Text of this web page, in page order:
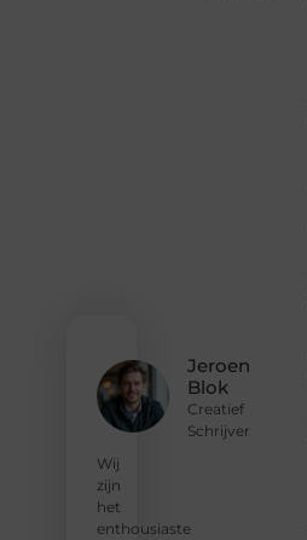
Jeroen
Blok
Creatief
Schrijver
Wij
zijn
het
enthousiaste